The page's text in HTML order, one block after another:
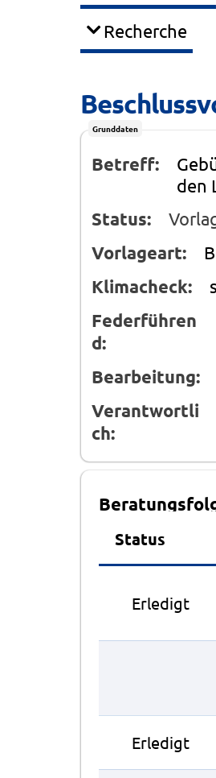
Recherche
Grunddaten
Betreff:
den
Status:
Vorlageart:
Klimacheck:
Federführen
d:
Bearbeitung:
Verantwortli
ch:
Status
Erledigt
Erledigt